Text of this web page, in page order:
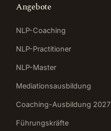
Angebote
NLP-Coaching
NLP-Practitioner
NLP-Master
Mediationsausbildung
Coaching-Ausbildung 2027
Führungskräfte